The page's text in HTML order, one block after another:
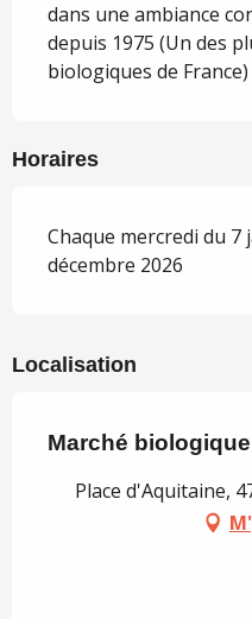
dans une ambiance
depuis 1975 (Un des
biologiques de France)
Horaires
Chaque mercredi du 7
décembre 2026
Localisation
Marché biologique
Place d'Aquitaine,